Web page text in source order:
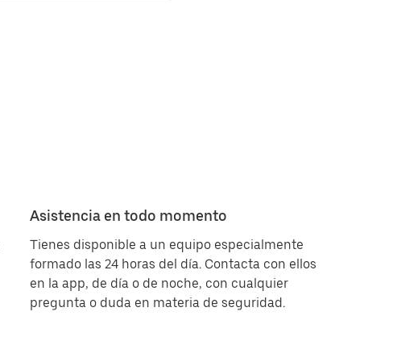
Asistencia en todo momento
Tienes disponible a un equipo especialmente
formado las 24 horas del día. Contacta con ellos
en la app, de día o de noche, con cualquier
pregunta o duda en materia de seguridad.